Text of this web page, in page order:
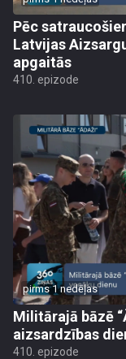
Pēc
Latvijas
apgaitās
410. epizode
pirms 1 nedēļas
Militārajā bāzē
aizsardzības
410. epizode